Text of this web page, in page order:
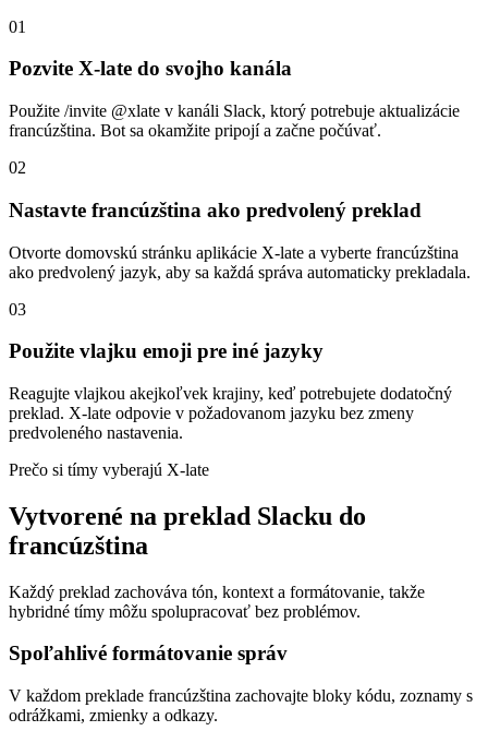
01
Pozvite X-late do svojho kanála
Použite /invite @xlate v kanáli Slack, ktorý potrebuje aktualizácie
francúzština. Bot sa okamžite pripojí a začne počúvať.
02
Nastavte francúzština ako predvolený preklad
Otvorte domovskú stránku aplikácie X-late a vyberte francúzština
ako predvolený jazyk, aby sa každá správa automaticky prekladala.
03
Použite vlajku emoji pre iné jazyky
Reagujte vlajkou akejkoľvek krajiny, keď potrebujete dodatočný
preklad. X-late odpovie v požadovanom jazyku bez zmeny
predvoleného nastavenia.
Prečo si tímy vyberajú X-late
Vytvorené na preklad Slacku do
francúzština
Každý preklad zachováva tón, kontext a formátovanie, takže
hybridné tímy môžu spolupracovať bez problémov.
Spoľahlivé formátovanie správ
V každom preklade francúzština zachovajte bloky kódu, zoznamy s
odrážkami, zmienky a odkazy.